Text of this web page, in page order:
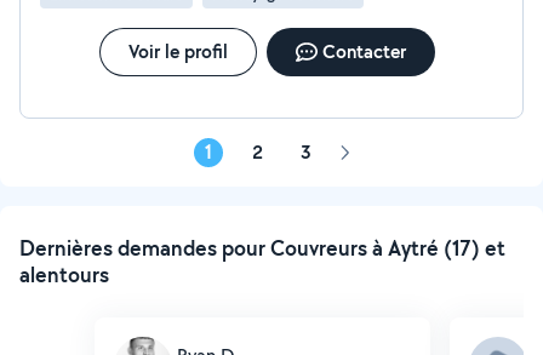
Voir le profil Contacter
1 2 3 Page
Dernières demandes pour Couvreurs à Aytré (17) et
alentours